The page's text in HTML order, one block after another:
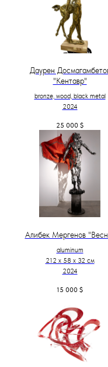
Даурен
"Кентавр"
bronze, wood, black metal
2024
25 000 $
Алибек Мергенов
aluminum
212 х 58 х 32 см
2024
15 000 $